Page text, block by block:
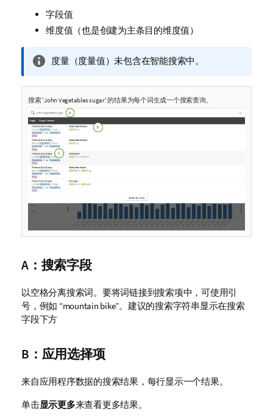
字段值
维度值（也是创建为主条目的维度值）
信
注
释
度量（度量值）未包含在智能搜索中。
搜索 'John Vegetables sugar' 的结果为每个词生成一个搜索查询。
A：搜索字段
以空格分离搜索词。要将词链接到搜索项中，可使用引
号，例如 “mountain bike”。建议的搜索字符串显示在搜索
字段下方
B：应用选择项
来自应用程序数据的搜索结果，每行显示一个结果。
单击显示更多来查看更多结果。